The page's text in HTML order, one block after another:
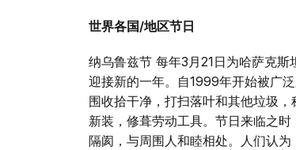
世界各国/地区节日
纳乌鲁兹节 每年3月21日为哈萨克
迎接新的一年。自1999年开始被广
围收拾干净，打扫落叶和其他垃圾
新装，修葺劳动工具。节日来临之
隔阂，与周围人和睦相处。人们认